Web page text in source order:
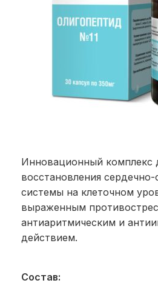
Инновационный комплекс
восстановления сердечно-
системы на клеточном
выраженным
антиаритмическим и
действием.
Состав: